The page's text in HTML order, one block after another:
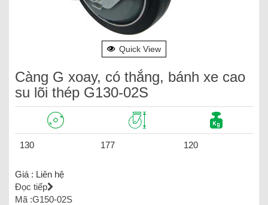
Quick View
Càng G xoay, có thắng, bánh xe cao
su lõi thép G130-02S
130 177 120
Giá : Liên hệ
Đọc tiếp
Mã :G150-02S